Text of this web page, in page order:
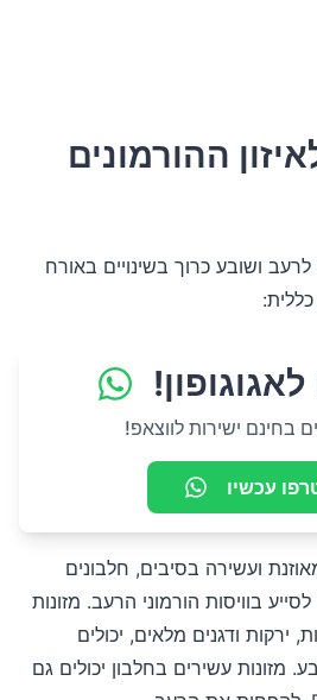
ההורמונים
לרעב ושובע כרוך בשינויים באורח
בחינם ישירות לווצאפ!
עכשיו
ועשירה בסיבים, חלבונים
בוויסות הורמוני הרעב. מזונות
ירקות ודגנים מלאים, יכולים
מזונות עשירים בחלבון יכולים גם